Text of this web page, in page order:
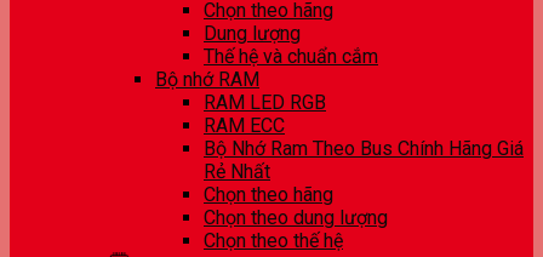
Chọn theo hãng
Dung lượng
Thế hệ và chuẩn cắm
Bộ nhớ RAM
RAM LED RGB
RAM ECC
Bộ Nhớ Ram Theo Bus Chính Hãng Giá
Rẻ Nhất
Chọn theo hãng
Chọn theo dung lượng
Chọn theo thế hệ